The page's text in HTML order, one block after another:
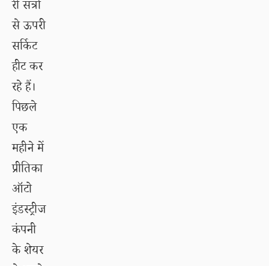
री सत्रों
से ऊपरी
सर्किट
हीट कर
रहे हैं।
पिछले
एक
महीने में
प्रीतिका
ऑटो
इंडस्ट्रीज
कंपनी
के शेयर